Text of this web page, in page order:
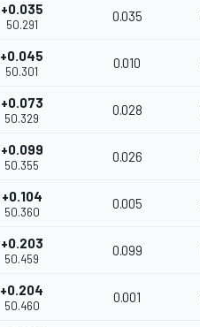
+0.035
50.291
0.035
+0.045
50.301
0.010
+0.073
50.329
0.028
+0.099
50.355
0.026
+0.104
50.360
0.005
+0.203
50.459
0.099
+0.204
50.460
0.001